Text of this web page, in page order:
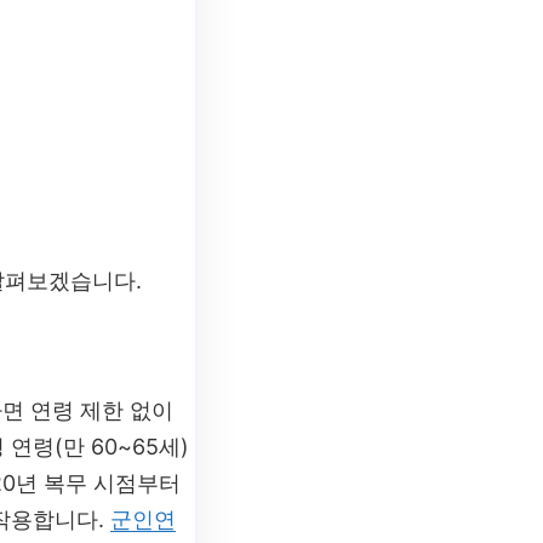
보겠습니다.
연령 제한 없이
연령(만 60~65세)
년 복무 시점부터
용합니다. 군인연